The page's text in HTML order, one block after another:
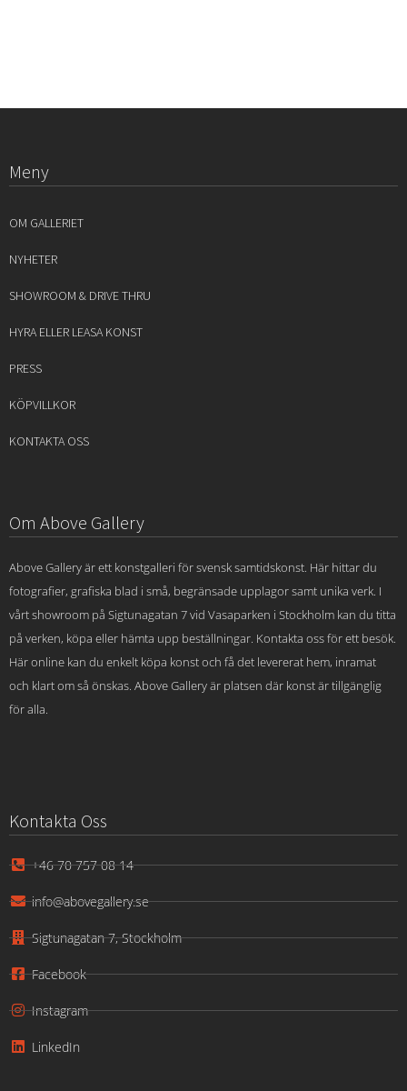
Meny
OM GALLERIET
NYHETER
SHOWROOM & DRIVE THRU
HYRA ELLER LEASA KONST
PRESS
KÖPVILLKOR
KONTAKTA OSS
Om Above Gallery
Above Gallery är ett konstgalleri för svensk samtidskonst. Här hittar du
fotografier, grafiska blad i små, begränsade upplagor samt unika verk. I
vårt showroom på Sigtunagatan 7 vid Vasaparken i Stockholm kan du titta
på verken, köpa eller hämta upp beställningar. Kontakta oss för ett besök.
Här online kan du enkelt köpa konst och få det levererat hem, inramat
och klart om så önskas. Above Gallery är platsen där konst är tillgänglig
för alla.
Kontakta Oss
+46 70 757 08 14
info@abovegallery.se
Sigtunagatan 7, Stockholm
Facebook
Instagram
LinkedIn